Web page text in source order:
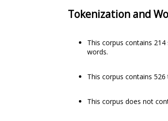
Tokenization and
This corpus contains
words.
This corpus contains
This corpus does not